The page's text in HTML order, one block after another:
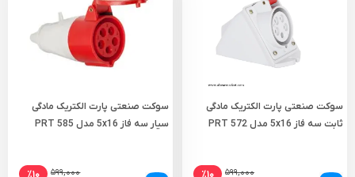
سوکت صنعتی پارت الکتریک مادگی
ثابت سه فاز 5x16 مدل PRT 572
۵۹۹,۰۰۰ ٪۱۰
سوکت صنعتی پارت الکتریک مادگی
سیار سه فاز 5x16 مدل PRT 585
۵۹۹,۰۰۰ ٪۱۰